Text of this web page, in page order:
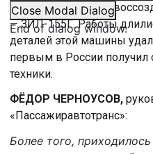
Close Modal Dialog
End of dialog window.
например, недавно
— ЗИЛ-155Г. Работы
деталей этой машины
первым в России получил
техники.
ФЁДОР ЧЕРНОУСОВ,
«Пассажиравтотранс»:
Более того,